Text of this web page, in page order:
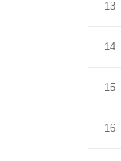
13
14
15
16